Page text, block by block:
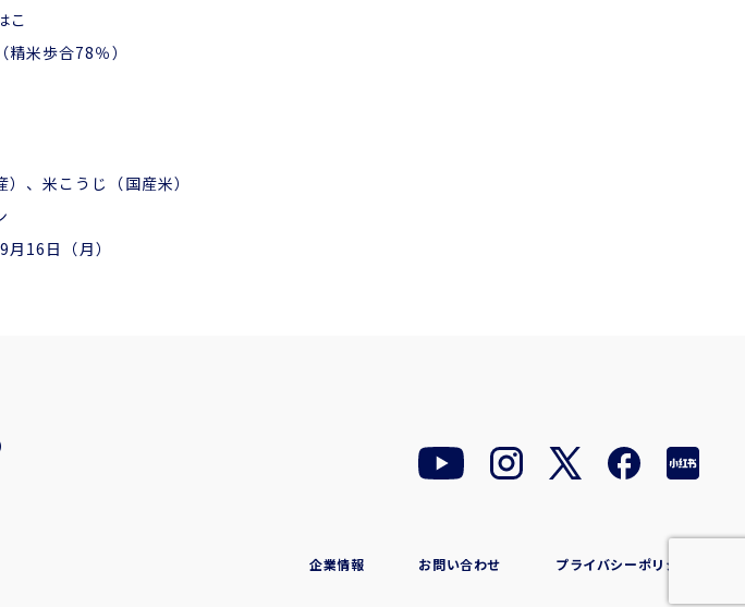
こ
歩合78％）
こうじ（国産米）
日（月）
企業情報 お問い合わせ プライバシーポリシー